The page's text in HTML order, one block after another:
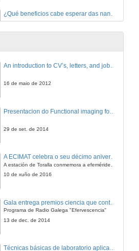
¿Qué beneficios cabe esperar das nanotecnoloxías para consumidores e sociedade?
20 de dec. de 2012
20 de dec. de 2012
20 de dec. de 2012
An introduction to CV’s, letters, and job searching
16 de maio de 2012
29 de set. de 2014
A ECIMAT celebra o seu décimo aniversario
10 de xuño de 2016
Programa de Radio Galega "Efervescencia"
13 de dec. de 2014
Técnicas básicas de laboratorio aplicadas á bioloxía